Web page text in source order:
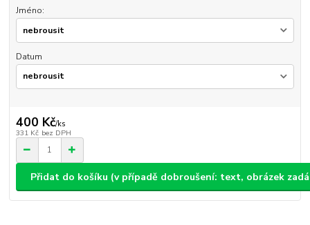
Jméno:
Datum
400 Kč/ks
331 Kč bez DPH
Přidat do košíku (v případě dobroušení: text, obrázek